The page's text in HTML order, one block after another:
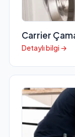
Carrier
Detaylı bilgi →